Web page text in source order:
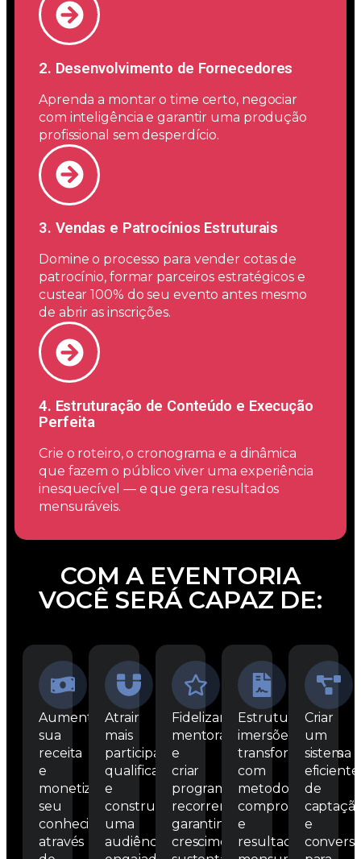
2.⁠ ⁠Desenvolvimento de Fornecedores
Aprenda a montar o time certo, negociar
com inteligência e garantir uma produção
profissional sem desperdício.
3.⁠ ⁠Vendas e Patrocínios Estruturais
Domine o processo para vender cotas de
patrocínio, formar parceiros estratégicos e
custear 100% do seu evento antes mesmo
de abrir as inscrições.
4.⁠ ⁠Estruturação de Conteúdo e Execução
Perfeita
Crie o roteiro, o cronograma e a dinâmica
que fazem o público viver uma experiência
inesquecível — e que gera resultados
mensuráveis.
COM A EVENTORIA
VOCÊ SERÁ CAPAZ DE:
Aumentar
sua
receita
e
monetizar
seu
conhecimento
através
Atrair
mais
participantes
qualificados
e
construir
uma
audiência
Fidelizar
mentorados
e
criar
programas
recorrentes,
garantindo
crescimento
Estruturar
imersões
transformadoras
com
metodologias
comprovadas
e
resultados
Criar
um
sistema
eficiente
de
e